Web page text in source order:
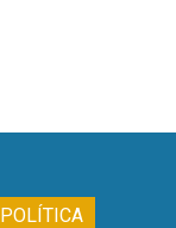
POLÍTICA